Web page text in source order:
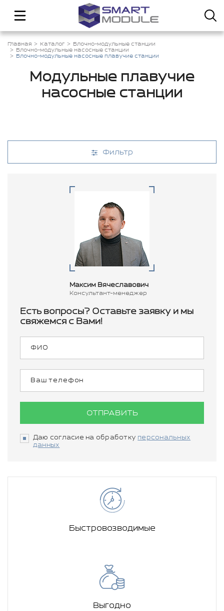
Главная Каталог
Блочно-модульные станции
Блочно-модульные насосные станции
Блочно-модульные насосные плавучие станции
Модульные плавучие
насосные станции
Фильтр
Максим Вячеславович
Консультант-менеджер
Есть вопросы? Оставьте заявку и мы
свяжемся с Вами!
ОТПРАВИТЬ
Даю согласие на обработку персональных
данных
Быстровозводимые
Выгодно